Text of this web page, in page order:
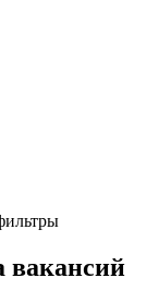
вакансий